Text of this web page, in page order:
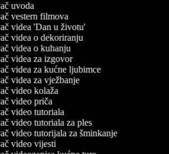
uvoda
vestern filmova
videa 'Dan u životu'
videa o dekoriranju
videa o kuhanju
videa za izgovor
videa za kućne ljubimce
videa za vježbanje
video kolaža
video priča
video tutoriala
video tutoriala za ples
video tutorijala za šminkanje
video vijesti